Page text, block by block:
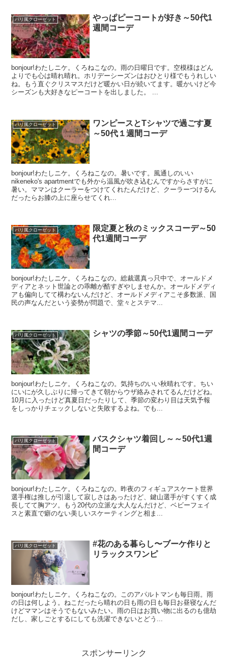
パリ風クローゼット
やっぱピーコートが好き～50代1
週間コーデ
bonjour!わたしニケ。くろねこなの。雨の日曜日です。空模様はどん
よりでも心は晴れ晴れ。ホリデーシーズンはおひとり様でもうれしい
ね。もう直ぐクリスマスだけど暖かい日が続いてます。暖かいけど今
シーズンも大好きなピーコートを出しました。 ...
パリ風クローゼット
ワンピースとTシャツで過ごす夏
～50代１週間コーデ
bonjour!わたしニケ。くろねこなの。暑いです。風通しのいい
nikeneko's apartmentでも外から温風が吹き込むんですからさすがに
暑い。ママンはクーラーをつけてくれたんだけど、クーラーつけるん
だったらお膝の上に座らせてくれ...
パリ風クローゼット
限定夏と秋のミックスコーデ～50
代1週間コーデ
bonjour!わたしニケ。くろねこなの。総裁選真っ只中で、オールドメ
ディアとネット世論との乖離が酷すぎやしませんか。オールドメディ
アも偏向してて構わないんだけど、オールドメディアこそ多数派、国
民の声なんだという姿勢が問題で、堂々とステマ...
パリ風クローゼット シャツの季節～50代1週間コーデ
bonjour!わたしニケ。くろねこなの。気持ちのいい秋晴れです。ちい
にいにが久しぶりに帰ってきて朝からウザ絡みされてるんだけどね。
10月に入ったけど真夏日だったりして、季節の変わり目は天気予報
をしっかりチェックしないと失敗するよね。でも...
パリ風クローゼット
バスクシャツ着回し～～50代1週
間コーデ
bonjour!わたしニケ。くろねこなの。昨夜のフィギュアスケート世界
選手権は推しが引退して寂しさはあったけど、鍵山選手がすくすく成
長してて胸アツ。もう20代の立派な大人なんだけど、ベビーフェイ
スと素直で癖のない美しいスケーティングと相ま...
パリ風クローゼット
#花のある暮らし〜ブーケ作りと
リラックスワンピ
bonjour!わたしニケ。くろねこなの。このアパルトマンも毎日雨。雨
の日は何しよう。ねこだったら晴れの日も雨の日も毎日お昼寝なんだ
けどママンはそうでもないみたい。雨の日はお買い物に出るのも億劫
だし、家しごとするにしても洗濯できないとどう...
スポンサーリンク